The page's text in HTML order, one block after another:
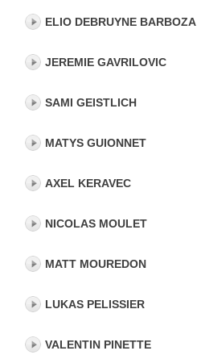
ELIO DEBRUYNE BARBOZA
JEREMIE GAVRILOVIC
SAMI GEISTLICH
MATYS GUIONNET
AXEL KERAVEC
NICOLAS MOULET
MATT MOUREDON
LUKAS PELISSIER
VALENTIN PINETTE